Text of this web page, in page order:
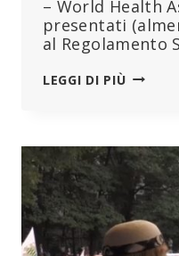
– World Health
presentati
al Regolamento
LEGGI DI PIÙ
IN
GIOCO
LE
NOSTRE
LIBERTÀ